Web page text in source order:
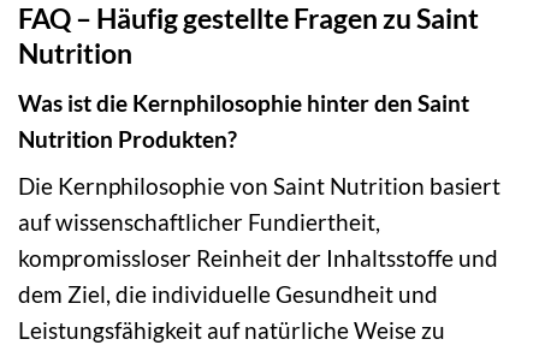
FAQ – Häufig gestellte Fragen zu Saint
Nutrition
Was ist die Kernphilosophie hinter den Saint
Nutrition Produkten?
Die Kernphilosophie von Saint Nutrition basiert
auf wissenschaftlicher Fundiertheit,
kompromissloser Reinheit der Inhaltsstoffe und
dem Ziel, die individuelle Gesundheit und
Leistungsfähigkeit auf natürliche Weise zu